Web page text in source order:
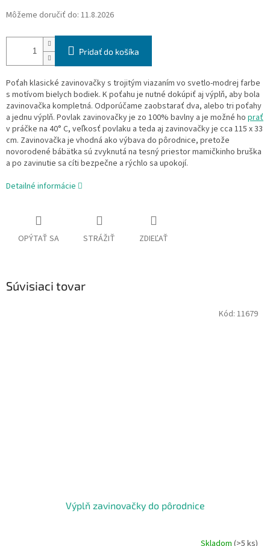
Môžeme doručiť do: 11.8.2026
Pridať do košíka
Poťah klasické zavinovačky s trojitým viazaním vo svetlo-modrej farbe
s motívom bielych bodiek. K poťahu je nutné dokúpiť aj výplň, aby bola
zavinovačka kompletná. Odporúčame zaobstarať dva, alebo tri poťahy
a jednu výplň. Povlak zavinovačky je zo 100% bavlny a je možné ho prať
v práčke na 40° C, veľkosť povlaku a teda aj zavinovačky je cca 115 x 33
cm. Zavinovačka je vhodná ako výbava do pôrodnice, pretože
novorodené bábätka sú zvyknutá na tesný priestor mamičkinho bruška
a po zavinutie sa cíti bezpečne a rýchlo sa upokojí.
Detailné informácie
OPÝTAŤ SA STRÁŽIŤ ZDIEĽAŤ
Súvisiaci tovar
Výplň zavinovačky do pôrodnice
Skladom(>5 ks)
Kód: 11679